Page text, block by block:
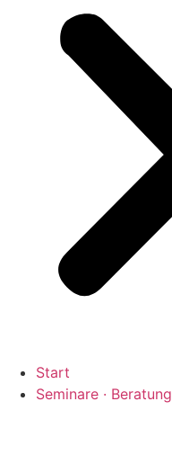
Start
Seminare · Beratung